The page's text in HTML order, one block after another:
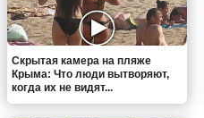
Скрытая камера на пляже
Крыма: Что люди вытворяют,
когда их не видят...